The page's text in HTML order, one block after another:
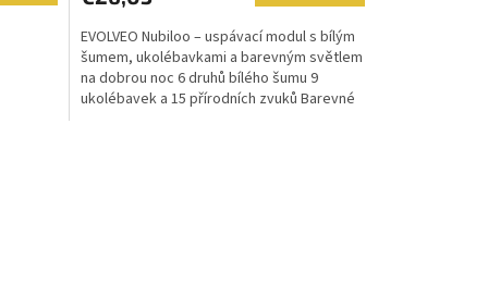
EVOLVEO Nubiloo – uspávací modul s bílým
šumem, ukolébavkami a barevným světlem
na dobrou noc 6 druhů bílého šumu 9
ukolébavek a 15 přírodních zvuků Barevné